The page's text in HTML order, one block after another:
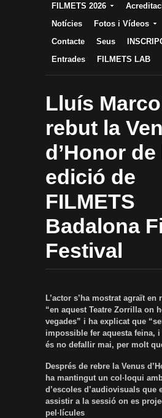
FILMETS 2026
Notícies
Fotos i Vídeos
Contacte
Seus
Entrades
FILMETS LAB
Lluís
rebut la
d’Honor de
edició de
FILMETS
Badalona
Festival
L’actor s’ha mostrat agraït en
“en aquest Teatre Zorrilla on
vegades” i ha explicat que
impossible fer aquesta feina,
és no defallir mai, per molt
Després de rebre la Venus
ha mantingut un col·loqui
d’escoles d’audiovisuals que
assistir a la sessió on es
pel·lícules